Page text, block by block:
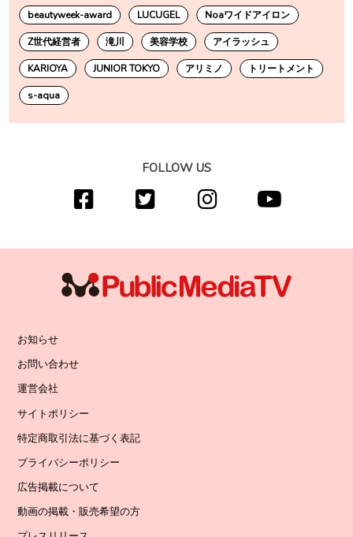
beautyweek-award LUCUGEL Noaワイドアイロン
Z世代経営者 滝川 美容学校 アイラッシュ
KARIOYA JUNIOR TOKYO アリミノ トリートメント
s-aqua
FOLLOW US
お知らせ
お問い合わせ
運営会社
サイトポリシー
特定商取引法に基づく表記
プライバシーポリシー
広告掲載について
動画の掲載・販売希望の方